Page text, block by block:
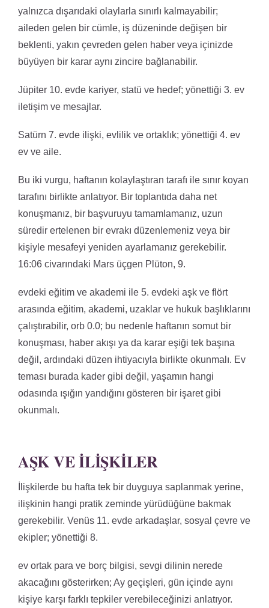
yalnızca dışarıdaki olaylarla sınırlı kalmayabilir;
aileden gelen bir cümle, iş düzeninde değişen bir
beklenti, yakın çevreden gelen haber veya içinizde
büyüyen bir karar aynı zincire bağlanabilir.
Jüpiter 10. evde kariyer, statü ve hedef; yönettiği 3. ev
iletişim ve mesajlar.
Satürn 7. evde ilişki, evlilik ve ortaklık; yönettiği 4. ev
ev ve aile.
Bu iki vurgu, haftanın kolaylaştıran tarafı ile sınır koyan
tarafını birlikte anlatıyor. Bir toplantıda daha net
konuşmanız, bir başvuruyu tamamlamanız, uzun
süredir ertelenen bir evrakı düzenlemeniz veya bir
kişiyle mesafeyi yeniden ayarlamanız gerekebilir.
16:06 civarındaki Mars üçgen Plüton, 9.
evdeki eğitim ve akademi ile 5. evdeki aşk ve flört
arasında eğitim, akademi, uzaklar ve hukuk başlıklarını
çalıştırabilir, orb 0.0; bu nedenle haftanın somut bir
konuşması, haber akışı ya da karar eşiği tek başına
değil, ardındaki düzen ihtiyacıyla birlikte okunmalı. Ev
teması burada kader gibi değil, yaşamın hangi
odasında ışığın yandığını gösteren bir işaret gibi
okunmalı.
AŞK VE İLIŞKILER
İlişkilerde bu hafta tek bir duyguya saplanmak yerine,
ilişkinin hangi pratik zeminde yürüdüğüne bakmak
gerekebilir. Venüs 11. evde arkadaşlar, sosyal çevre ve
ekipler; yönettiği 8.
ev ortak para ve borç bilgisi, sevgi dilinin nerede
akacağını gösterirken; Ay geçişleri, gün içinde aynı
kişiye karşı farklı tepkiler verebileceğinizi anlatıyor.